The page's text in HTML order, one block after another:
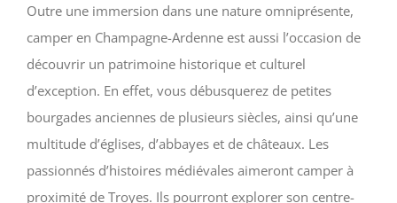
Outre une immersion dans une nature omniprésente,
camper en Champagne-Ardenne est aussi l’occasion de
découvrir un patrimoine historique et culturel
d’exception. En effet, vous débusquerez de petites
bourgades anciennes de plusieurs siècles, ainsi qu’une
multitude d’églises, d’abbayes et de châteaux. Les
passionnés d’histoires médiévales aimeront camper à
proximité de Troyes. Ils pourront explorer son centre-